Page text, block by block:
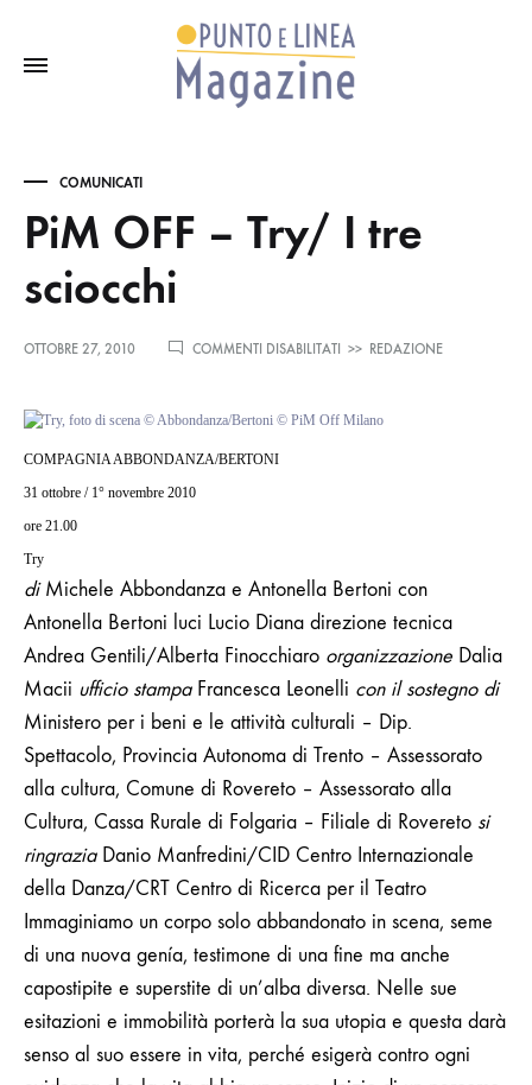
COMUNICATI
PiM OFF – Try/ I tre
sciocchi
OTTOBRE 27, 2010 COMMENTI DISABILITATI
SU
–
>> REDAZIONE
COMPAGNIA ABBONDANZA/BERTONI
31 ottobre / 1° novembre 2010
ore 21.00
Try
di Michele Abbondanza e Antonella Bertoni con
Antonella Bertoni luci Lucio Diana direzione tecnica
Andrea Gentili/Alberta Finocchiaro organizzazione Dalia
Macii ufficio stampa Francesca Leonelli con il sostegno di
Ministero per i beni e le attività culturali – Dip.
Spettacolo, Provincia Autonoma di Trento – Assessorato
alla cultura, Comune di Rovereto – Assessorato alla
Cultura, Cassa Rurale di Folgaria – Filiale di Rovereto si
ringraziaDanio Manfredini/CID Centro Internazionale
della Danza/CRT Centro di Ricerca per il Teatro
Immaginiamo un corpo solo abbandonato in scena, seme
di una nuova genía, testimone di una fine ma anche
capostipite e superstite di un’alba diversa. Nelle sue
esitazioni e immobilità porterà la sua utopia e questa darà
senso al suo essere in vita, perché esigerà contro ogni